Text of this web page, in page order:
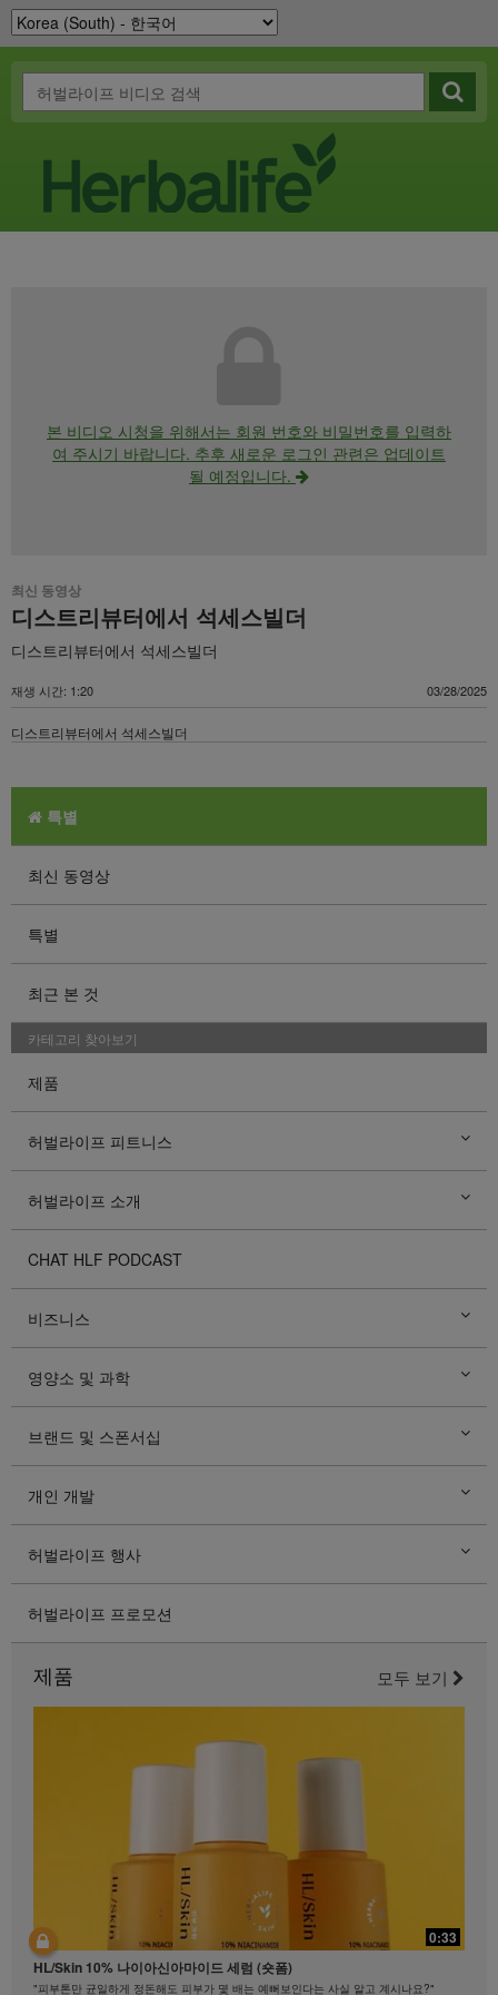
본 비디오 시청을 위해서는 회원 번호와 비밀번호를 입력하
여 주시기 바랍니다. 추후 새로운 로그인 관련은 업데이트
될 예정입니다.
최신 동영상
디스트리뷰터에서 석세스빌더
디스트리뷰터에서 석세스빌더
재생 시간: 1:20 03/28/2025
디스트리뷰터에서 석세스빌더
특별
최신 동영상
특별
최근 본 것
카테고리 찾아보기
제품
허벌라이프 피트니스
허벌라이프 소개
CHAT HLF PODCAST
비즈니스
영양소 및 과학
브랜드 및 스폰서십
개인 개발
허벌라이프 행사
허벌라이프 프로모션
제품 모두 보기
0:33
HL/Skin 10% 나이아신아마이드 세럼 (숏폼)
"피부톤만 균일하게 정돈해도 피부가 몇 배는 예뻐보인다는 사실 알고 계시나요?"